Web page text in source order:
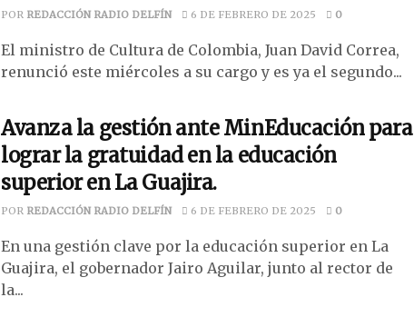
POR REDACCIÓN RADIO DELFÍN 6 DE FEBRERO DE 2025 0
El ministro de Cultura de Colombia, Juan David Correa,
renunció este miércoles a su cargo y es ya el segundo...
Avanza la gestión ante MinEducación para
lograr la gratuidad en la educación
superior en La Guajira.
POR REDACCIÓN RADIO DELFÍN 6 DE FEBRERO DE 2025 0
En una gestión clave por la educación superior en La
Guajira, el gobernador Jairo Aguilar, junto al rector de
la...